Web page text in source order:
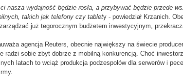
nasza wydajność będzie rosła, a przybywać będzie przede
takich jak telefony czy tablety - powiedział Krzanich.
zarządzać już tegorocznym budżetem inwestycyjnym,
agencja Reuters, obecnie największy na świecie
radzi sobie zbyt dobrze z mobilną konkurencją. Choć
latach to wciąż produkcja podzespołów dla serwerów i